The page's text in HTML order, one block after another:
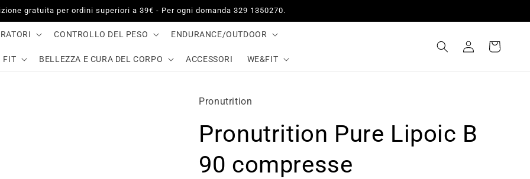
gratuita per ordini superiori a 39€ - Per ogni domanda 329 1350270.
CONTROLLO DEL PESO ENDURANCE/OUTDOOR
FIT BELLEZZA E CURA DEL CORPO ACCESSORI WE&FIT
Accedi Carrello
Pronutrition
Pronutrition Pure Lipoic B
90 compresse